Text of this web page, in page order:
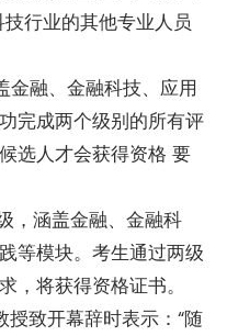
行业的其他专业人员
金融、金融科技、应用
完成两个级别的所有评
选人才会获得资格要
，涵盖金融、金融科
等模块。考生通过两级
，将获得资格证书。
致开幕辞时表示：“随